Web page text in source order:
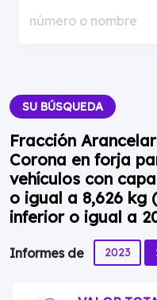
número o nombre
SU BÚSQUEDA
Fracción
Corona en forja
vehículos con
o igual a 8,626 kg
inferior o igual a
Informes de 2023